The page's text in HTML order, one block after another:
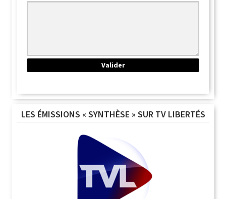
LES ÉMISSIONS « SYNTHÈSE » SUR TV LIBERTÉS